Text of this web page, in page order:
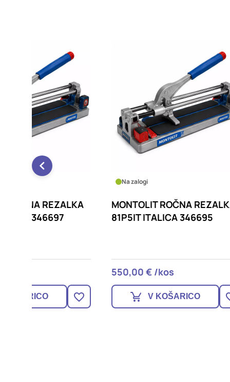
MONTOLIT ROČNA REZALKA
81P5IT ITALICA 346695
550,00 € /kos
V KOŠARICO